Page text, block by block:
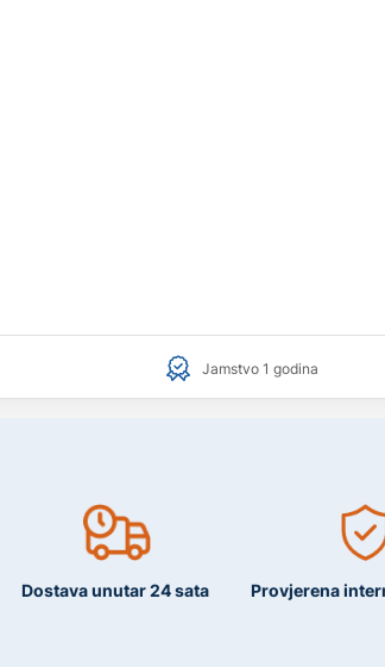
Jamstvo 1 godina
Dostava unutar 24 sata Provjerena